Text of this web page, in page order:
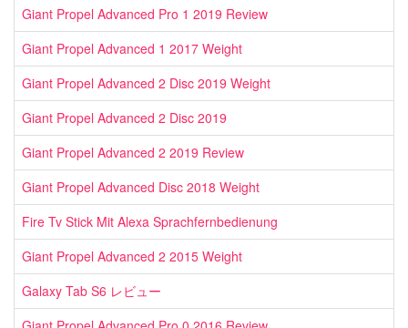
Giant Propel Advanced Pro 1 2019 Review
Giant Propel Advanced 1 2017 Weight
Giant Propel Advanced 2 Disc 2019 Weight
Giant Propel Advanced 2 Disc 2019
Giant Propel Advanced 2 2019 Review
Giant Propel Advanced Disc 2018 Weight
Fire Tv Stick Mit Alexa Sprachfernbedienung
Giant Propel Advanced 2 2015 Weight
Galaxy Tab S6 レビュー